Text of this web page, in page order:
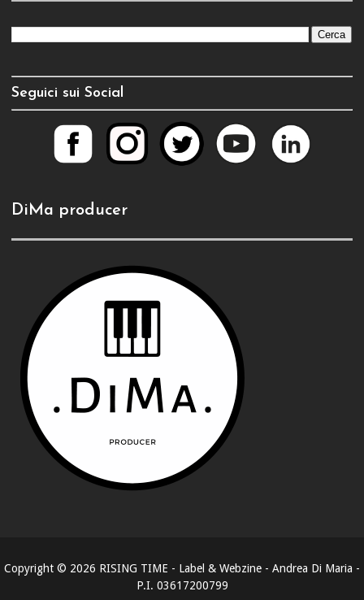
Seguici sui Social
DiMa producer
Copyright © 2026 RISING TIME - Label & Webzine - Andrea Di Maria -
P.I. 03617200799